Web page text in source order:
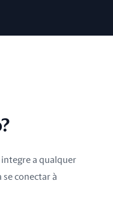
a qualquer
conectar à